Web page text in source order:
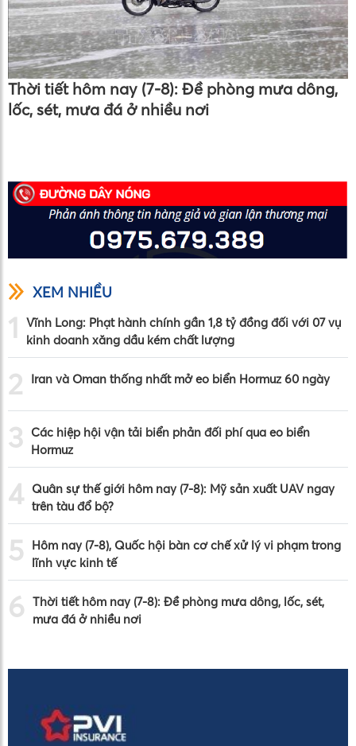
Thời tiết hôm nay (7-8): Đề phòng mưa dông,
lốc, sét, mưa đá ở nhiều nơi
XEM NHIỀU
1
Vĩnh Long: Phạt hành chính gần 1,8 tỷ đồng đối với 07 vụ
kinh doanh xăng dầu kém chất lượng
2 Iran và Oman thống nhất mở eo biển Hormuz 60 ngày
3 Các hiệp hội vận tải biển phản đối phí qua eo biển
Hormuz
4 Quân sự thế giới hôm nay (7-8): Mỹ sản xuất UAV ngay
trên tàu đổ bộ?
5
Hôm nay (7-8), Quốc hội bàn cơ chế xử lý vi phạm trong
lĩnh vực kinh tế
6 Thời tiết hôm nay (7-8): Đề phòng mưa dông, lốc, sét,
mưa đá ở nhiều nơi